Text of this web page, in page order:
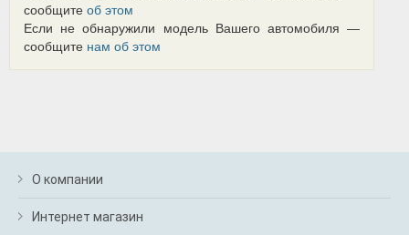
сообщите об этом
Если не обнаружили модель Вашего автомобиля —
сообщите нам об этом
О компании
Интернет магазин